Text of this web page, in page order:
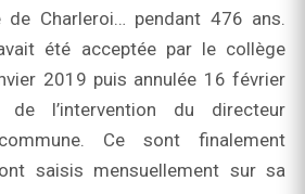
de Charleroi… pendant 476 ans.
été acceptée par le collège
2019 puis annulée 16 février
l’intervention du directeur
Ce sont finalement
saisis mensuellement sur sa